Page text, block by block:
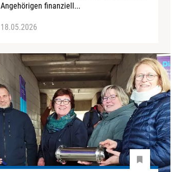
Angehörigen finanziell...
18.05.2026